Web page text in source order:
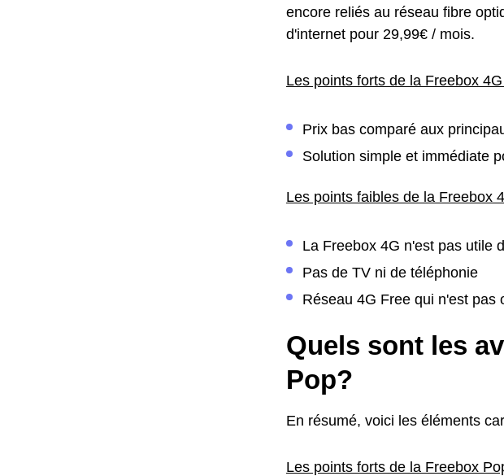
encore reliés au réseau fibre
d'internet pour 29,99€ / mois.
Les points forts de la Freebox
Prix bas comparé aux
Solution simple et immédiate
Les points faibles de la Freebox
La Freebox 4G n'est pas utile
Pas de TV ni de téléphonie
Réseau 4G Free qui n'est pas
Quels sont les
Pop?
En résumé, voici les éléments
Les points forts de la Freebox